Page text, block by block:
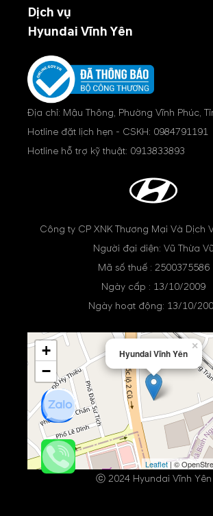
Dịch vụ
Hyundai Vĩnh Yên
Địa chỉ: Mậu Thông, Phường Vĩnh Phúc,
Hotline đặt lịch hẹn - CSKH: 0984791191
Hotline hỗ trợ kỹ thuật: 0913833893
Công ty CP XNK Thương Mại Và Dịch
Người đại diện: Vũ Thừa Vũ
Mã số thuế : 2500375586
Ngày cấp : 13/10/2009
Ngày hoạt động: 13/10/
Hyundai Vĩnh Yên
×
+
−
Leaflet| ©
ⓒ 2024 Hyundai Vĩnh Yên